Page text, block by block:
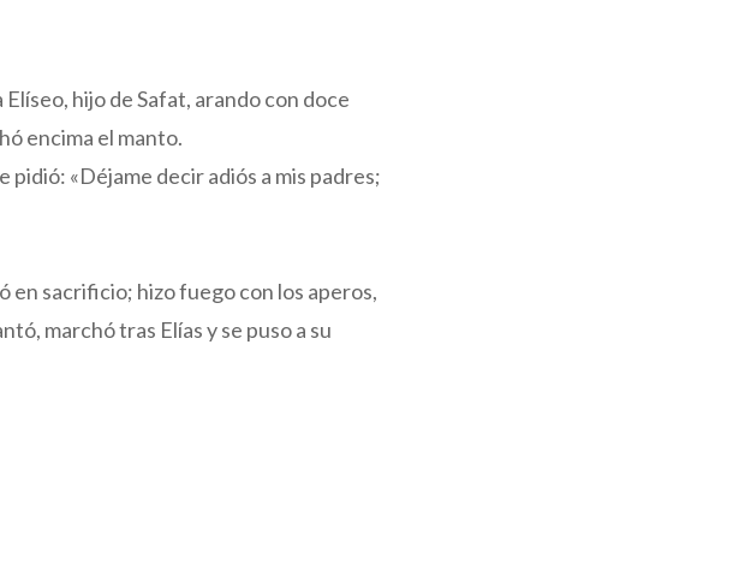
hijo de Safat, arando con doce
encima el manto.
pidió: «Déjame decir adiós a mis padres;
en sacrificio; hizo fuego con los aperos,
marchó tras Elías y se puso a su